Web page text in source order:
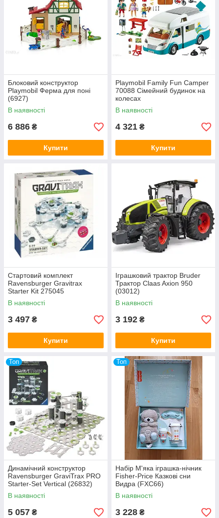
Блоковий конструктор
Playmobil Ферма для поні
(6927)
В наявності
6 886 ₴
Купити
Playmobil Family Fun Camper
70088 Сімейний будинок на
колесах
В наявності
4 321 ₴
Купити
Стартовий комплект
Ravensburger Gravitrax
Starter Kit 275045
В наявності
3 497 ₴
Купити
Іграшковий трактор Bruder
Трактор Claas Axion 950
(03012)
В наявності
3 192 ₴
Купити
Топ
Динамічний конструктор
Ravensburger GraviTrax PRO
Starter-Set Vertical (26832)
В наявності
5 057 ₴
Топ
Набір М'яка іграшка-нічник
Fisher-Price Казкові сни
Видра (FXC66)
В наявності
3 228 ₴